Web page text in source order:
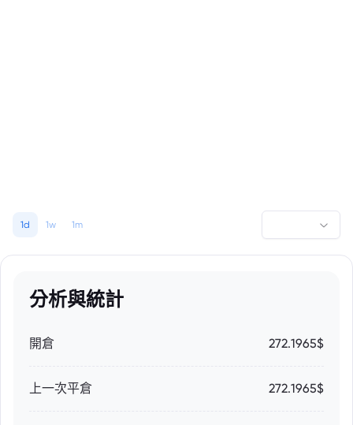
1d 1w 1m
分析與統計
開倉 272.1965$
上一次平倉 272.1965$